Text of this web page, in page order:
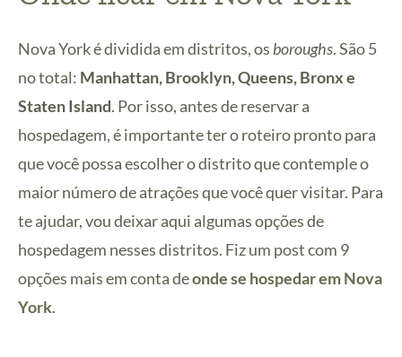
Nova York é dividida em distritos, os boroughs. São 5
no total: Manhattan, Brooklyn, Queens, Bronx e
Staten Island. Por isso, antes de reservar a
hospedagem, é importante ter o roteiro pronto para
que você possa escolher o distrito que contemple o
maior número de atrações que você quer visitar. Para
te ajudar, vou deixar aqui algumas opções de
hospedagem nesses distritos. Fiz um post com 9
opções mais em conta deonde se hospedar em Nova
York.